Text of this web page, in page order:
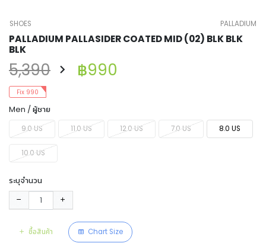
SHOES PALLADIUM
PALLADIUM PALLASIDER COATED MID (02) BLK BLK
BLK
5,390 ฿990
Fix 990
Men / ผู้ชาย
9.0 US 11.0 US 12.0 US 7.0 US 8.0 US
10.0 US
ระบุจำนวน
ซื้อสินค้า Chart Size